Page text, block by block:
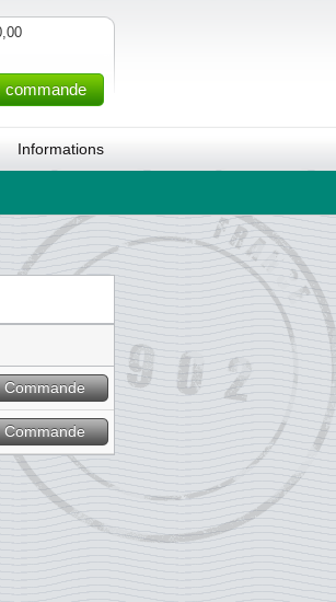
commande
Informations
Commande
Commande